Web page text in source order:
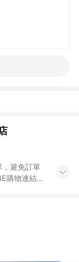
，避免訂單
購物連結至
皮商店進
為主。 6.